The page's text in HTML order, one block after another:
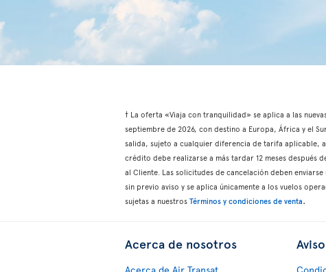
† La oferta «Viaja con tranquilidad» se aplica a las
septiembre de 2026, con destino a Europa, África y el
salida, sujeto a cualquier diferencia de tarifa aplicable,
crédito debe realizarse a más tardar 12 meses
al Cliente. Las solicitudes de cancelación deben
sin previo aviso y se aplica únicamente a los vuelos
sujetas a nuestros Términos y condiciones de venta.
Acerca de nosotros